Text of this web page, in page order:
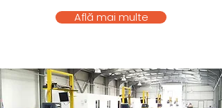
Află mai multe